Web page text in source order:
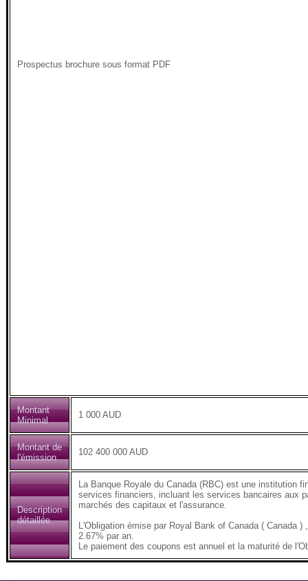
Prospectus brochure sous format PDF
Montant
Minimal
1 000 AUD
Montant de
l'émission
102 400 000 AUD
Description
détaillée
La Banque Royale du Canada (RBC) est une institution
services financiers, incluant les services bancaires aux
marchés des capitaux et l'assurance.
L'Obligation émise par Royal Bank of Canada ( Canada
2.67% par an.
Le paiement des coupons est annuel et la maturité de